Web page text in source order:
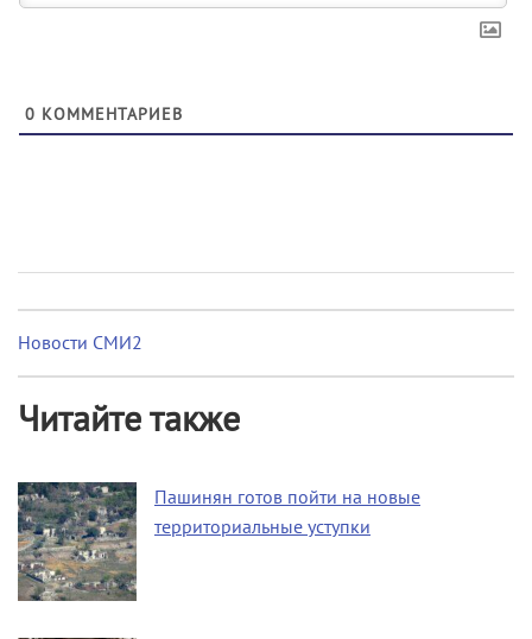
0 КОММЕНТАРИЕВ
Новости СМИ2
Читайте также
Пашинян готов пойти на новые
территориальные уступки